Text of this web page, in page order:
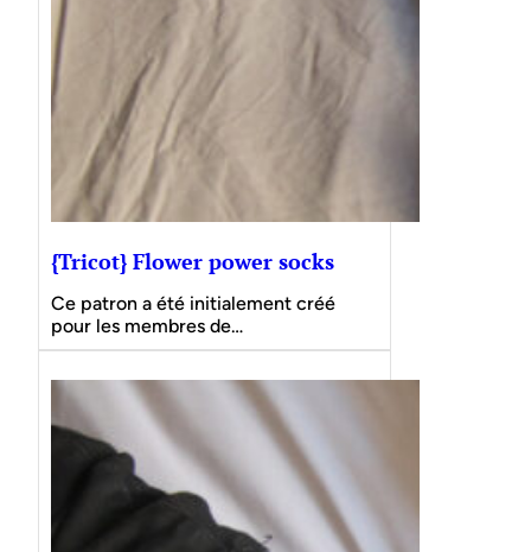
{Tricot} Flower power socks
Ce patron a été initialement créé
pour les membres de…